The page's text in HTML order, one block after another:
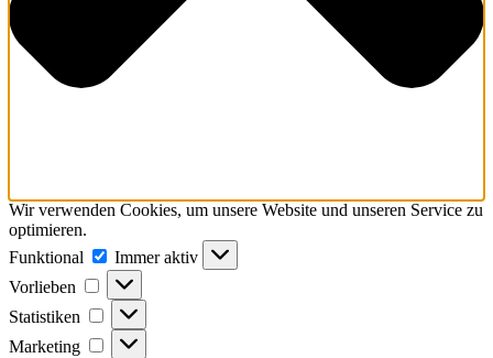
Wir verwenden Cookies, um unsere Website und unseren Service zu
optimieren.
Funktional
Funktional
Immer aktiv
Vorlieben
Vorlieben
Statistiken Statistiken
Marketing Marketing